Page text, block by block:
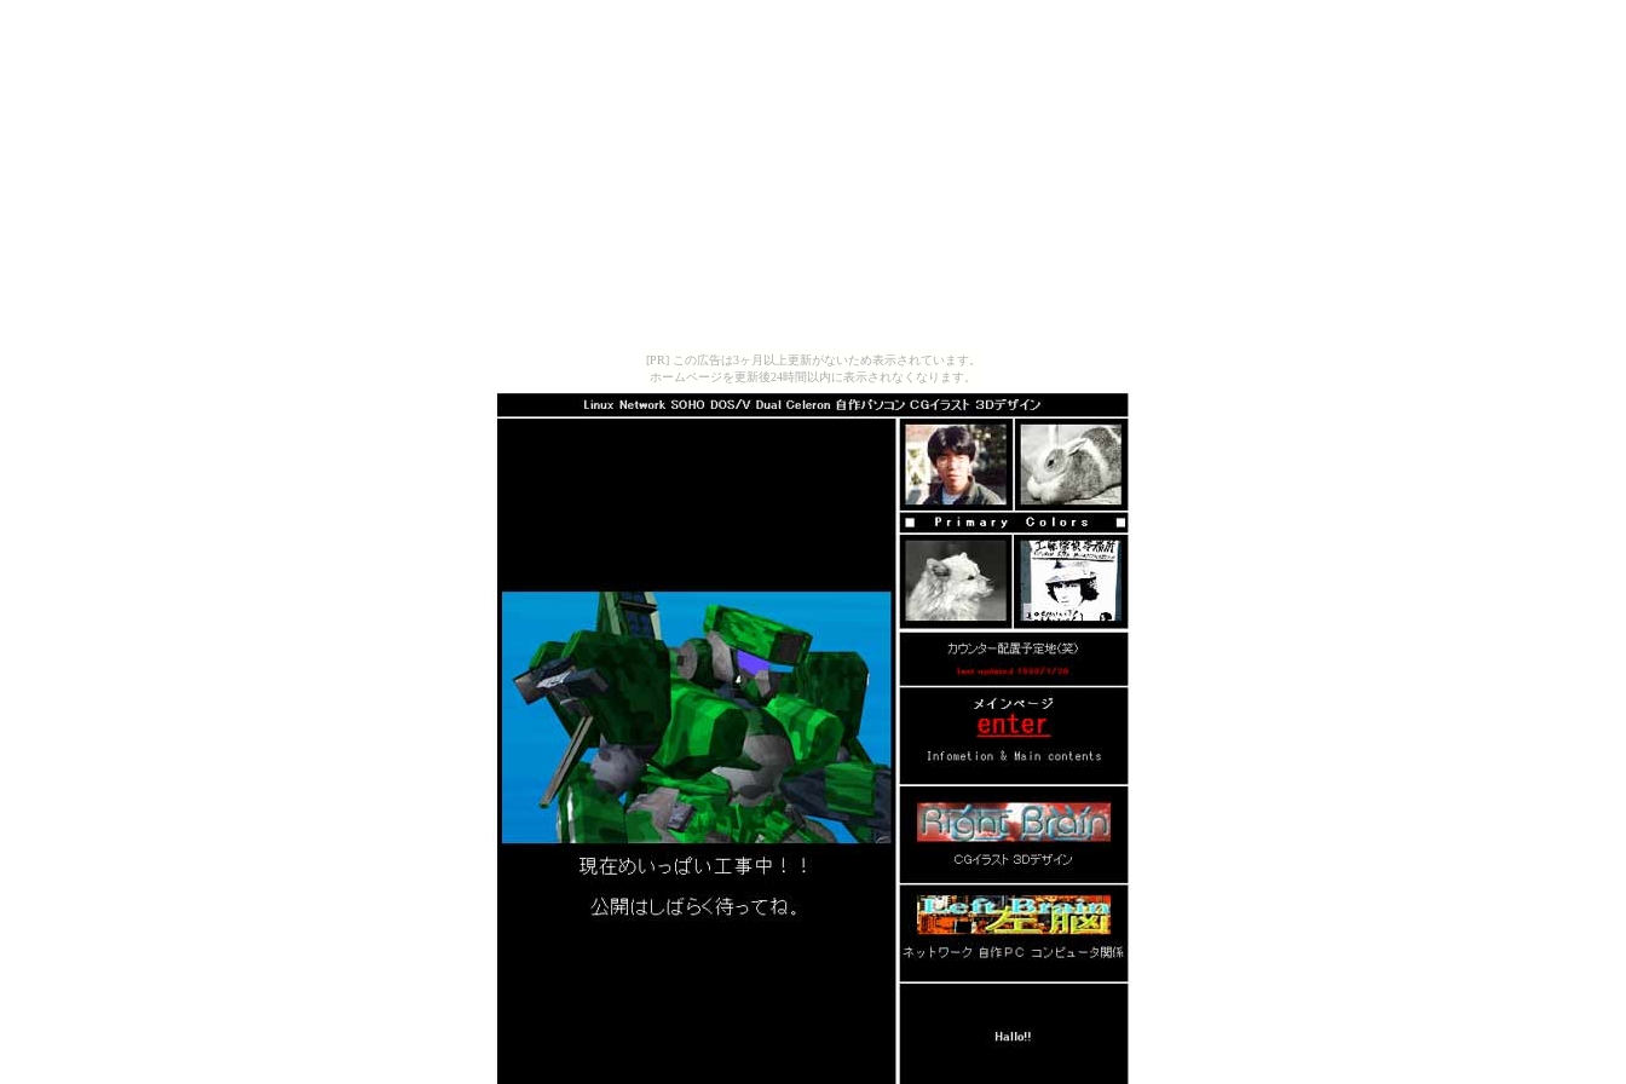
[PR] この広告は3ヶ月以上更新がないため表示されています。
ホームページを更新後24時間以内に表示されなくなります。